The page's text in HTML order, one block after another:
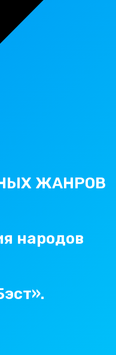
ЖАНРОВ
народов